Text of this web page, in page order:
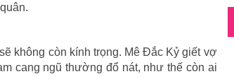
không còn kính trọng. Mê Ðắc Kỷ giết vợ
cang ngũ thường đổ nát, như thế còn ai